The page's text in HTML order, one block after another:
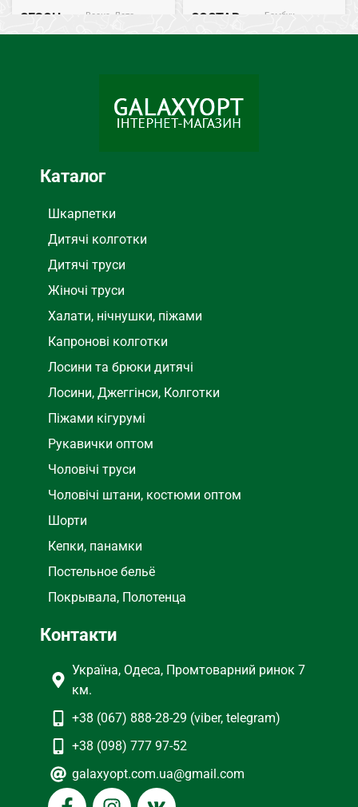
СЕЗОН Весна, Лето СОСТАВ Бамбук
ЦВЕТ
Каталог
Шкарпетки
Дитячі колготки
Дитячі труси
Жіночі труси
Халати, нічнушки, піжами
Капронові колготки
Лосини та брюки дитячі
Лосини, Джеггінси, Колготки
Піжами кігурумі
Рукавички оптом
Чоловічі труси
Чоловічі штани, костюми оптом
Шорти
Кепки, панамки
Постельное бельё
Покрывала, Полотенца
Контакти
Україна, Одеса, Промтоварний ринок 7
км.
+38 (067) 888-28-29 (viber, telegram)
+38 (098) 777 97-52
galaxyopt.com.ua@gmail.com